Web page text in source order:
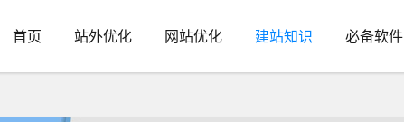
首页 站外优化 网站优化 建站知识 必备软件